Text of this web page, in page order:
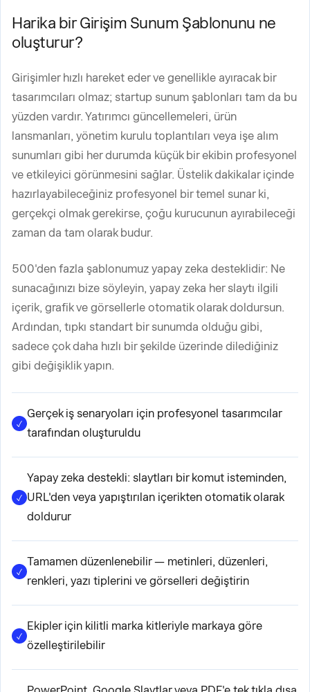
Harika bir Girişim Sunum Şablonunu ne
oluşturur?
Girişimler hızlı hareket eder ve genellikle ayıracak bir
tasarımcıları olmaz; startup sunum şablonları tam da bu
yüzden vardır. Yatırımcı güncellemeleri, ürün
lansmanları, yönetim kurulu toplantıları veya işe alım
sunumları gibi her durumda küçük bir ekibin profesyonel
ve etkileyici görünmesini sağlar. Üstelik dakikalar içinde
hazırlayabileceğiniz profesyonel bir temel sunar ki,
gerçekçi olmak gerekirse, çoğu kurucunun ayırabileceği
zaman da tam olarak budur.
500'den fazla şablonumuz yapay zeka desteklidir: Ne
sunacağınızı bize söyleyin, yapay zeka her slaytı ilgili
içerik, grafik ve görsellerle otomatik olarak doldursun.
Ardından, tıpkı standart bir sunumda olduğu gibi,
sadece çok daha hızlı bir şekilde üzerinde dilediğiniz
gibi değişiklik yapın.
Gerçek iş senaryoları için profesyonel tasarımcılar
tarafından oluşturuldu
Yapay zeka destekli: slaytları bir komut isteminden,
URL'den veya yapıştırılan içerikten otomatik olarak
doldurur
Tamamen düzenlenebilir — metinleri, düzenleri,
renkleri, yazı tiplerini ve görselleri değiştirin
Ekipler için kilitli marka kitleriyle markaya göre
özelleştirilebilir